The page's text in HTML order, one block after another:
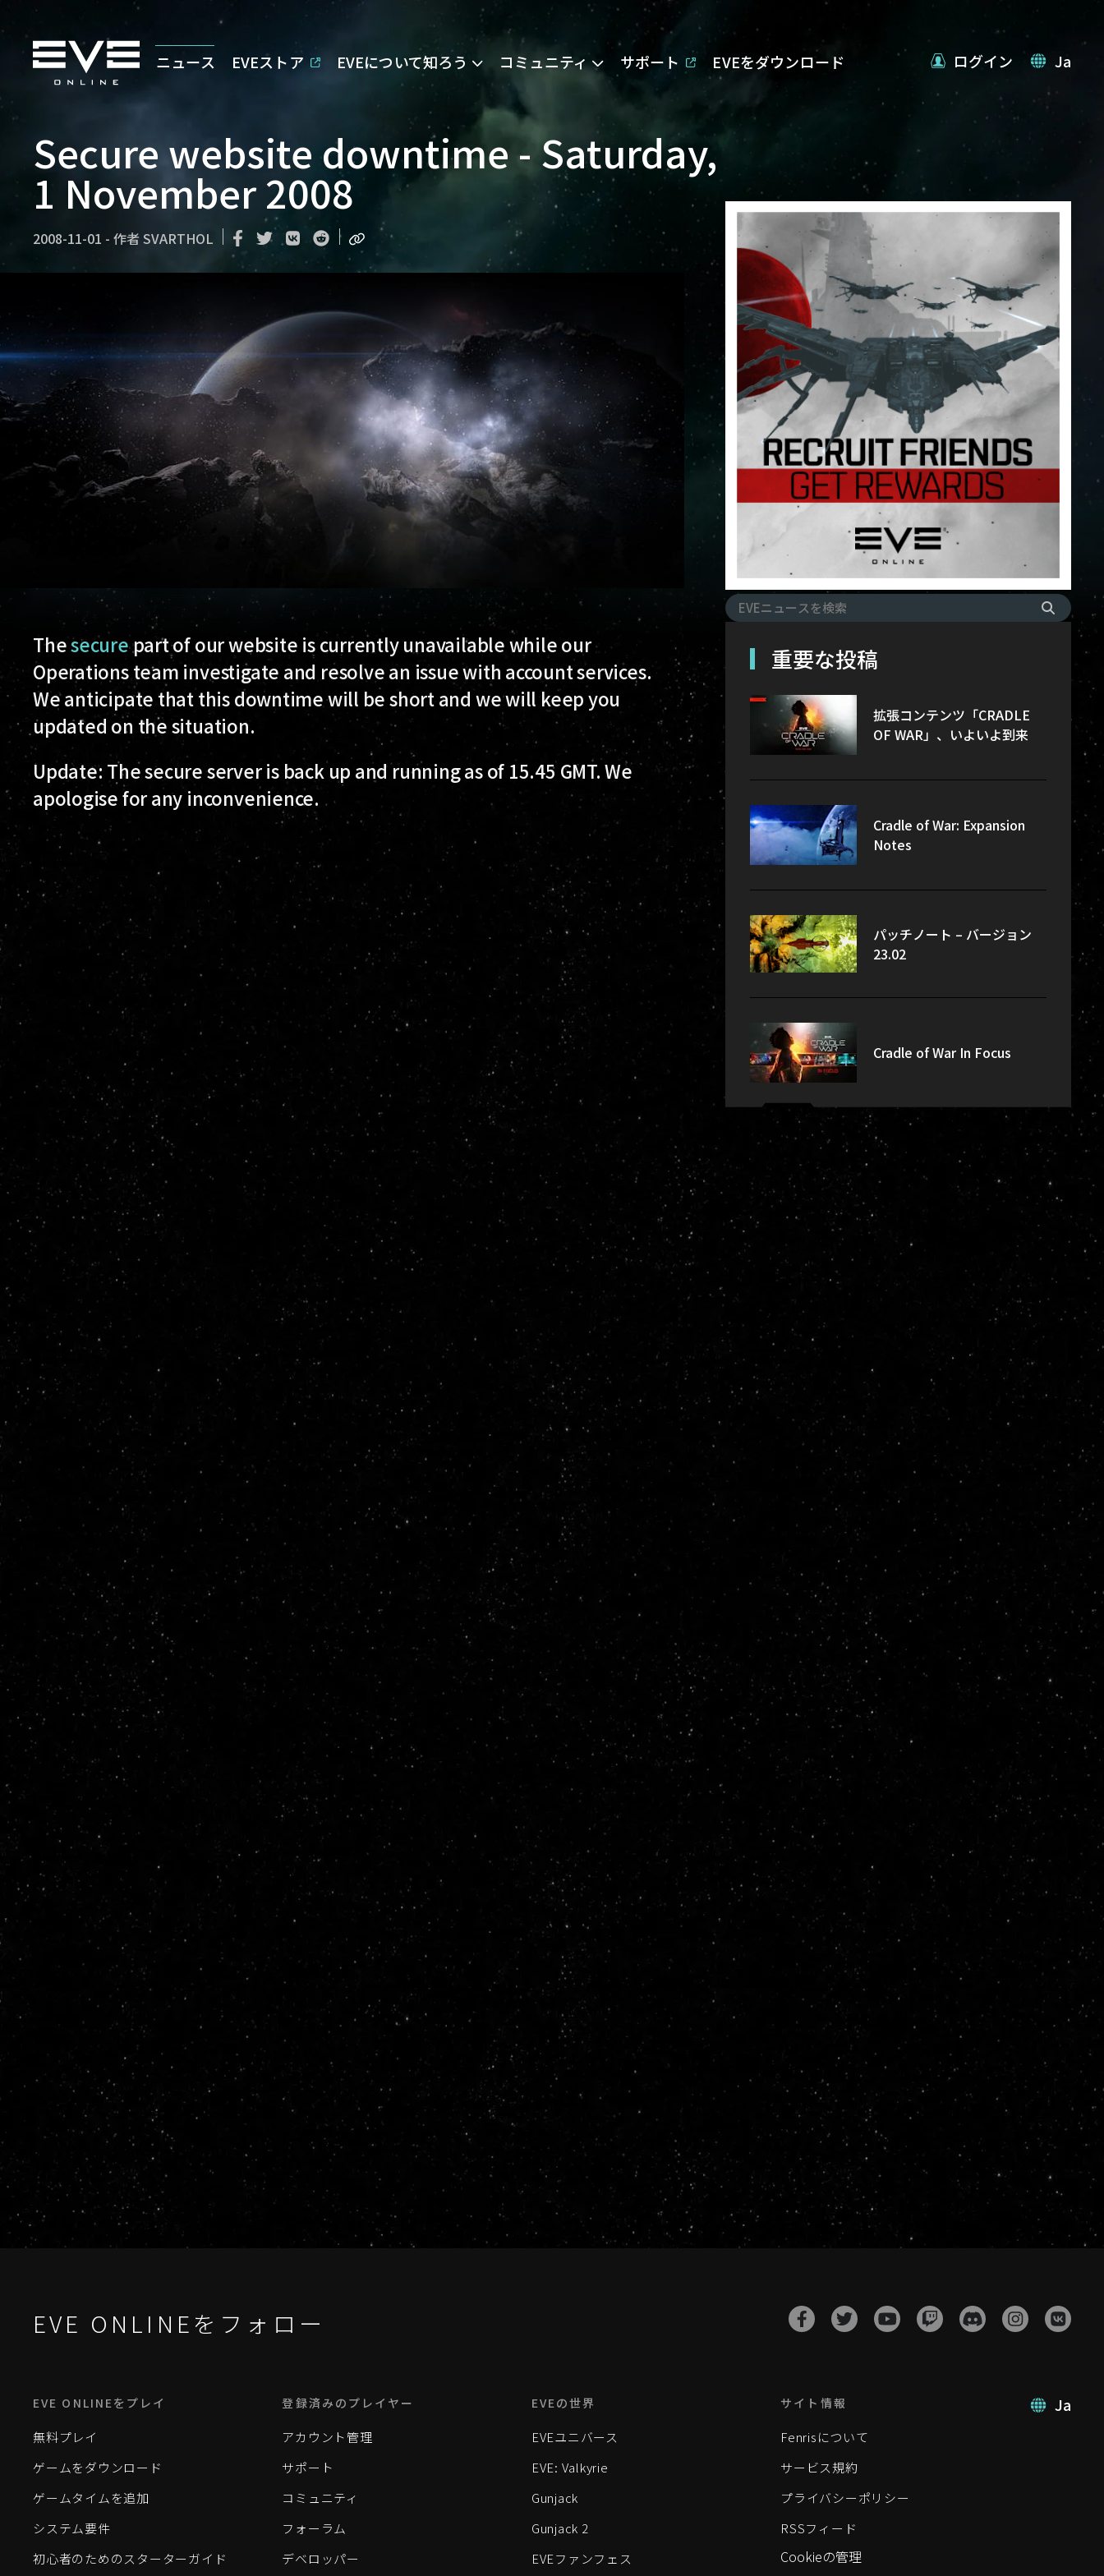
ニュース EVEストア EVEについて知ろう コミュニティ サポート EVEをダウンロード ログイン Ja
Secure website downtime - Saturday,
1 November 2008
2008-11-01 - 作者 SVARTHOL
Thesecurepart of our website is currently unavailable while our
Operations team investigate and resolve an issue with account services.
We anticipate that this downtime will be short and we will keep you
updated on the situation.
Update: The secure server is back up and running as of 15.45 GMT. We
apologise for any inconvenience.
重要な投稿
拡張コンテンツ「CRADLE
OF WAR」、いよいよ到来
Cradle of War: Expansion
Notes
パッチノート – バージョン
23.02
Cradle of War In Focus
EVE ONLINEをフォロー
Ja
EVE ONLINEをプレイ
無料プレイ
ゲームをダウンロード
ゲームタイムを追加
システム要件
初心者のためのスターターガイド
登録済みのプレイヤー
アカウント管理
サポート
コミュニティ
フォーラム
デベロッパー
EVEの世界
EVEユニバース
EVE: Valkyrie
Gunjack
Gunjack 2
EVEファンフェス
サイト情報
Fenrisについて
サービス規約
プライバシーポリシー
RSSフィード
Cookieの管理